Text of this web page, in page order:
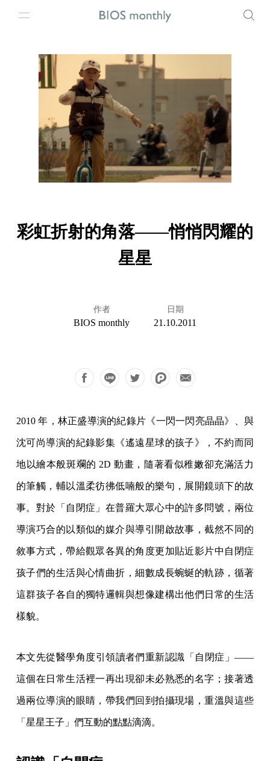
彩虹折射的角落——悄悄閃耀的
星星
作者
BIOS monthly
日期
21.10.2011
2010 年，林正盛導演的紀錄片《一閃一閃亮晶晶》、與
沈可尚導演的紀錄影集《遙遠星球的孩子》，不約而同
地以繪本般斑斕的 2D 動畫，隨著看似稚嫩卻充滿活力
的筆觸，輔以溫柔彷彿低喃般的樂句，展開鏡頭下的故
事。對於「自閉症」在普羅大眾心中的許多問號，兩位
導演巧合的以類似的媒介與導引開啟故事，截然不同的
敘事方式，帶給觀眾各異的角度更加貼近影片中自閉症
孩子們的生活與心情曲折，細數成長蜿蜒的軌跡，循著
這群孩子各自的獨特邏輯與想像建構出他們日常的生活
樣貌。
本文先從醫學角度引領讀者們重新認識「自閉症」——
這個在日常生活裡一再出現卻未必熟悉的名字；接著透
過兩位導演的眼睛，帶我們回到拍攝現場，重溫與這些
「星星王子」們互動的點點滴滴。